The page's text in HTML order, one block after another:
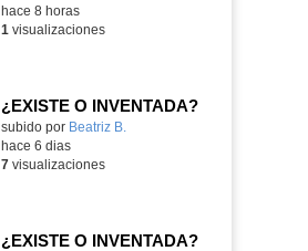
hace 8 horas
1 visualizaciones
¿EXISTE O INVENTADA?
Contenido educativo.
subido por Beatriz B.
hace 6 dias
7visualizaciones
¿EXISTE O INVENTADA?